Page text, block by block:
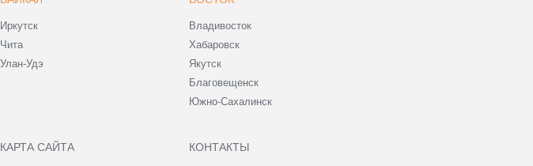
Иркутск
Чита
Улан-Удэ
Владивосток
Хабаровск
Якутск
Благовещенск
Южно-Сахалинск
КАРТА САЙТА КОНТАКТЫ